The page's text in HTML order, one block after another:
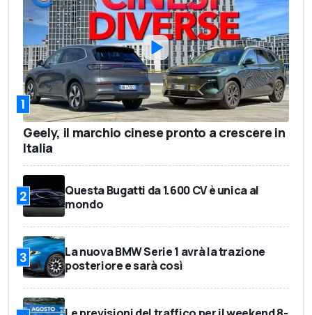
1
Geely, il marchio cinese pronto a crescere in
Italia
2
Questa Bugatti da 1.600 CV è unica al
mondo
3
La nuova BMW Serie 1 avrà la trazione
posteriore e sarà così